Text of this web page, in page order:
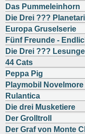
Das Pummeleinhorn
Die Drei ???
Europa Gruselserie
Fünf Freunde -
Die Drei ???
44 Cats
Peppa Pig
Playmobil Novelmore
Rulantica
Die drei Musketiere
Der Grolltroll
Der Graf von Monte